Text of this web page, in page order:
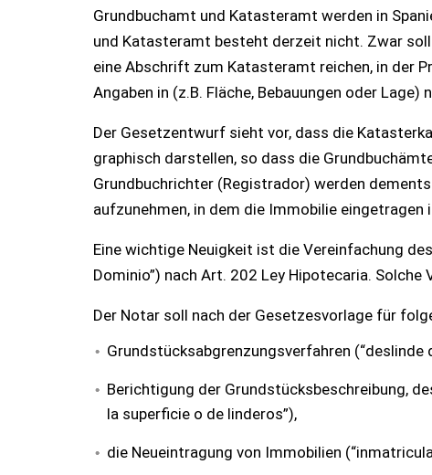
Grundbuchamt und Katasteramt werden in
und Katasteramt besteht derzeit nicht. Zwar
eine Abschrift zum Katasteramt reichen, in der
Angaben in (z.B. Fläche, Bebauungen oder Lage)
Der Gesetzentwurf sieht vor, dass die
graphisch darstellen, so dass die
Grundbuchrichter (Registrador) werden
aufzunehmen, in dem die Immobilie eingetragen
Eine wichtige Neuigkeit ist die Vereinfachung
Dominio”) nach Art. 202 Ley Hipotecaria.
Der Notar soll nach der Gesetzesvorlage für
Grundstücksabgrenzungsverfahren (“deslinde
Berichtigung der Grundstücksbeschreibung,
la superficie o de linderos”),
die Neueintragung von Immobilien